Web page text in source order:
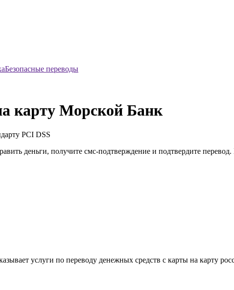
Безопасные переводы
карту Морской Банк
PCI DSS
деньги, получите смс-подтверждение и подтвердите
услуги по переводу денежных средств с карты на карту